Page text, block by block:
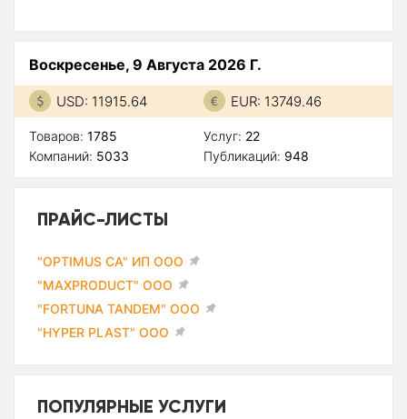
Воскресенье, 9 Августа 2026 Г.
USD: 11915.64 EUR: 13749.46
Товаров: 1785
Компаний: 5033
Услуг: 22
Публикаций: 948
ПРАЙС-ЛИСТЫ
"OPTIMUS CA" ИП ООО
"MAXPRODUCT" ООО
"FORTUNA TANDEM" ООО
"HYPER PLAST" ООО
ПОПУЛЯРНЫЕ УСЛУГИ